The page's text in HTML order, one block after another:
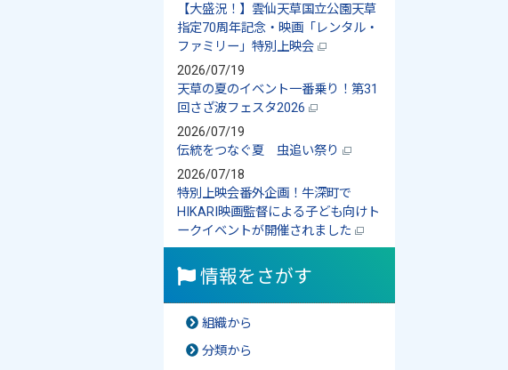
【大盛況！】雲仙天草国立公園天草
指定70周年記念・映画「レンタル・
ファミリー」特別上映会
2026/07/19
天草の夏のイベント一番乗り！第31
回さざ波フェスタ2026
2026/07/19
伝統をつなぐ夏 虫追い祭り
2026/07/18
特別上映会番外企画！牛深町で
HIKARI映画監督による子ども向けト
ークイベントが開催されました
情報をさがす
組織から
分類から